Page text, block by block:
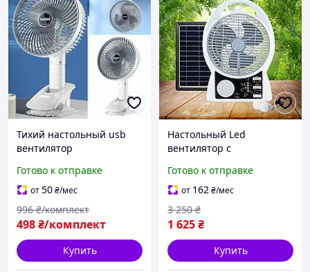
Тихий настольный usb
вентилятор
прищепкой для
крепления
Готово к отправке
от50₴/мес
498₴/комплект
996 ₴/комплект
Купить
Настольный Led
вентилятор с
пластиковый mini с
аккумулятором для офиса
и спальни
Готово к отправке
от 162₴/мес
1 625₴
3 250 ₴
Купить